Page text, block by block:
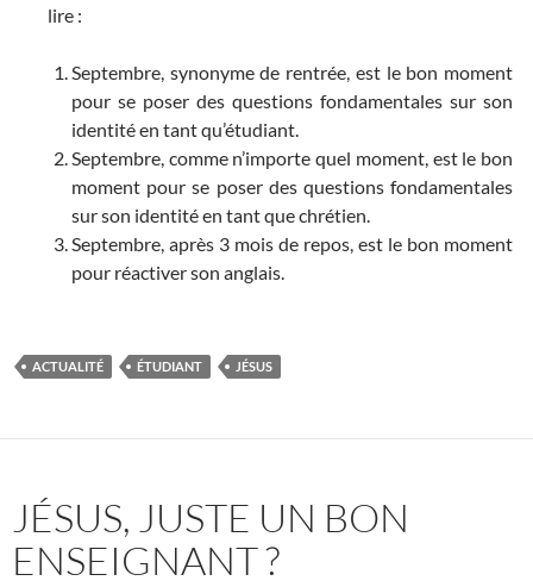
lire :
Septembre, synonyme de rentrée, est le bon moment
pour se poser des questions fondamentales sur son
identité en tant qu’étudiant.
Septembre, comme n’importe quel moment, est le bon
moment pour se poser des questions fondamentales
sur son identité en tant que chrétien.
Septembre, après 3 mois de repos, est le bon moment
pour réactiver son anglais.
ACTUALITÉ ÉTUDIANT JÉSUS
JÉSUS, JUSTE UN BON
ENSEIGNANT ?